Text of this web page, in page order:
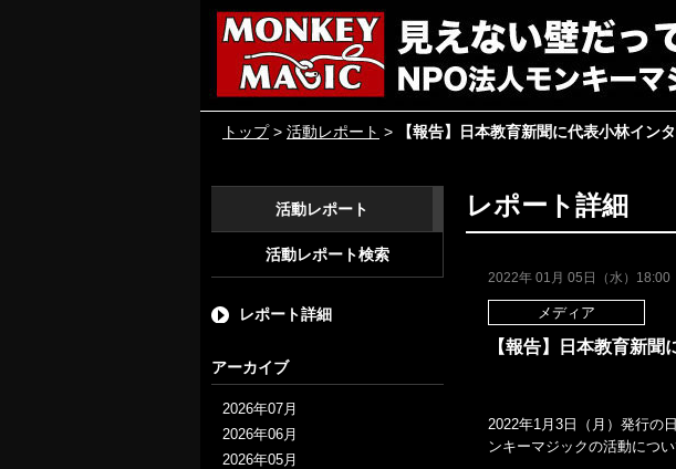
トップ> 活動レポート > 【報告】日本教育新聞に代表小林イン
活動レポート
活動レポート検索
レポート詳細
アーカイブ
2026年07月
2026年06月
2026年05月
レポート詳細
2022年 01月 05日（水）18:00
メディア
【報告】日本教育新
2022年1月3日（月）発行の
ンキーマジックの活動につ